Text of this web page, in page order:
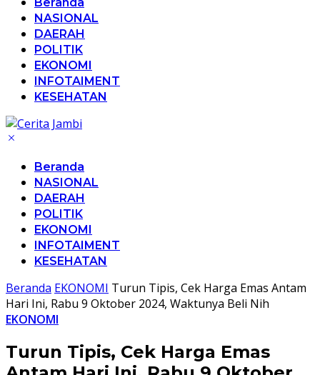
NASIONAL
DAERAH
POLITIK
EKONOMI
INFOTAIMENT
KESEHATAN
Beranda
NASIONAL
DAERAH
POLITIK
EKONOMI
INFOTAIMENT
KESEHATAN
Beranda EKONOMI Turun Tipis, Cek Harga Emas Antam
Hari Ini, Rabu 9 Oktober 2024, Waktunya Beli Nih
EKONOMI
Turun Tipis, Cek Harga Emas